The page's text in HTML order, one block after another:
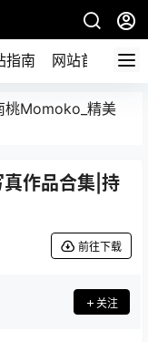
指南 网站首页
桃Momoko_精美
作品合集|持
前往下载
关注